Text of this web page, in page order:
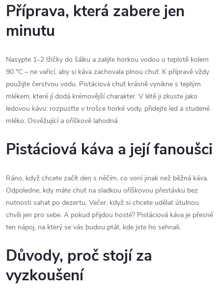
Příprava, která zabere jen
minutu
Nasypte 1–2 lžičky do šálku a zalijte horkou vodou o teplotě kolem
90 °C – ne vařicí, aby si káva zachovala plnou chuť. K přípravě vždy
použijte čerstvou vodu. Pistáciová chuť krásně vynikne s teplým
mlékem, které jí dodá krémovější charakter. V létě ji zkuste jako
ledovou kávu: rozpusťte v trošce horké vody, přidejte led a studené
mléko. Osvěžující a oříškově lahodná.
Pistáciová káva a její fanoušci
Ráno, když chcete začít den s něčím, co voní jinak než běžná káva.
Odpoledne, kdy máte chuť na sladkou oříškovou přestávku bez
nutnosti sahat po dezertu. Večer, když si chcete udělat útulnou
chvíli jen pro sebe. A pokud přijdou hosté? Pistáciová káva je přesně
ten nápoj, na který se vás budou ptát, kde jste ho sehnali.
Důvody, proč stojí za
vyzkoušení